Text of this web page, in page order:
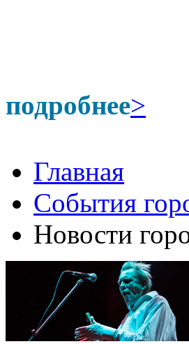
подробнее>
Главная
События
Новости